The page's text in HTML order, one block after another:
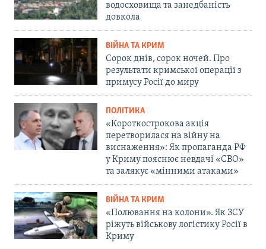
водосховища та занедбаність
довкола
ВІЙНА ТА КРИМ
Сорок днів, сорок ночей. Про
результати кримської операції з
примусу Росії до миру
ПОЛІТИКА
«Короткострокова акція
перетворилася на війну на
виснаження»: Як пропаганда РФ
у Криму пояснює невдачі «СВО»
та залякує «мінними атаками»
ВІЙНА ТА КРИМ
«Полювання на колони». Як ЗСУ
ріжуть військову логістику Росії в
Криму